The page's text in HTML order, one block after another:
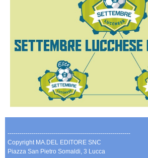
-------------------------------------------------------------
Copyright MA.DEL EDITORE SNC
Piazza San Pietro Somaldi, 3 Lucca